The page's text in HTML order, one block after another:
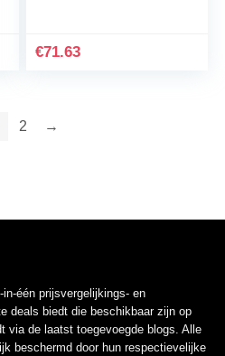
€71.63
2 →
één prijsvergelijkings- en
deals biedt die beschikbaar zijn op
via de laatst toegevoegde blogs. Alle
beschermd door hun respectievelijke